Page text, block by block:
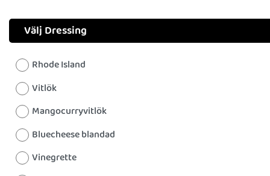
Välj Dressing
Rhode Island
Vitlök
Mangocurryvitlök
Bluecheese blandad
Vinegrette